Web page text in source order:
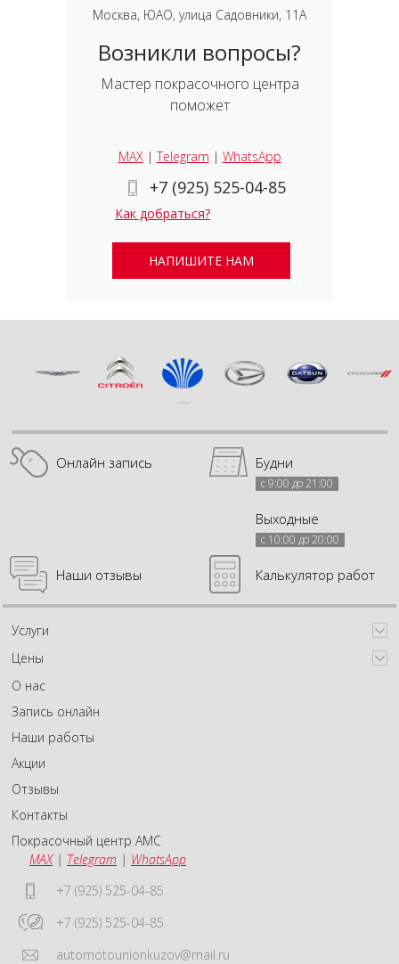
Москва, ЮАО, улица Садовники, 11А
Возникли вопросы?
Мастер покрасочного центра
поможет
MAX|Telegram | WhatsApp
+7 (925) 525-04-85
Как добраться?
НАПИШИТЕ НАМ
Онлайн запись Будни
с 9:00 до 21:00
Выходные
с 10:00 до 20:00
Наши отзывы Калькулятор работ
Услуги
Цены
О нас
Запись онлайн
Наши работы
Акции
Отзывы
Контакты
Покрасочный центр АМС
MAX| Telegram | WhatsApp
+7 (925) 525-04-85
+7 (925) 525-04-85
automotounionkuzov@mail.ru